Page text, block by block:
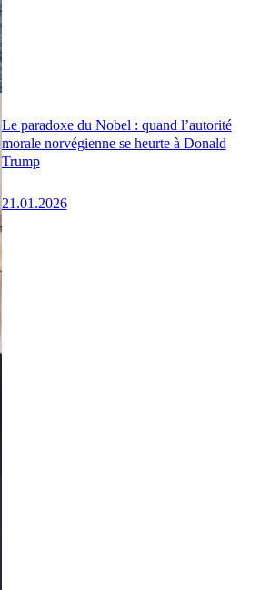
Le paradoxe du Nobel : quand l’autorité
morale norvégienne se heurte à Donald
Trump
21.01.2026